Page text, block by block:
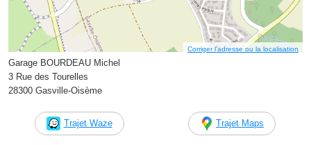
Corriger l’adresse ou la localisation
Garage BOURDEAU Michel
3 Rue des Tourelles
28300 Gasville-Oisème
Trajet Waze Trajet Maps